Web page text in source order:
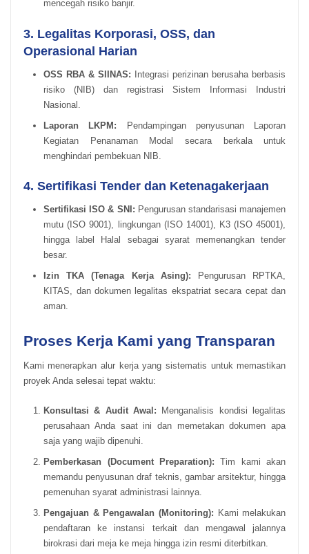
mencegah risiko banjir.
3. Legalitas Korporasi, OSS, dan
Operasional Harian
OSS RBA & SIINAS: Integrasi perizinan berusaha berbasis
risiko (NIB) dan registrasi Sistem Informasi Industri
Nasional.
Laporan LKPM: Pendampingan penyusunan Laporan
Kegiatan Penanaman Modal secara berkala untuk
menghindari pembekuan NIB.
4. Sertifikasi Tender dan Ketenagakerjaan
Sertifikasi ISO & SNI: Pengurusan standarisasi manajemen
mutu (ISO 9001), lingkungan (ISO 14001), K3 (ISO 45001),
hingga label Halal sebagai syarat memenangkan tender
besar.
Izin TKA (Tenaga Kerja Asing): Pengurusan RPTKA,
KITAS, dan dokumen legalitas ekspatriat secara cepat dan
aman.
Proses Kerja Kami yang Transparan
Kami menerapkan alur kerja yang sistematis untuk memastikan
proyek Anda selesai tepat waktu:
Konsultasi & Audit Awal: Menganalisis kondisi legalitas
perusahaan Anda saat ini dan memetakan dokumen apa
saja yang wajib dipenuhi.
Pemberkasan (Document Preparation): Tim kami akan
memandu penyusunan draf teknis, gambar arsitektur, hingga
pemenuhan syarat administrasi lainnya.
Pengajuan & Pengawalan (Monitoring): Kami melakukan
pendaftaran ke instansi terkait dan mengawal jalannya
birokrasi dari meja ke meja hingga izin resmi diterbitkan.